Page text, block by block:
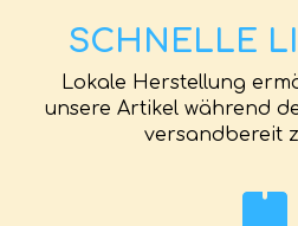
SCHNELLE
Lokale Herstellung
unsere Artikel während
versandbereit